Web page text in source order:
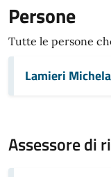
Persone
Tutte le persone
Lamieri Michela
Assessore di